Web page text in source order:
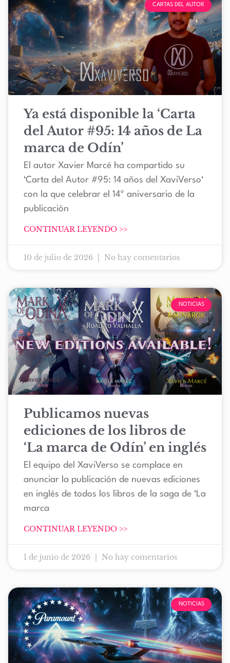
CARTAS DEL AUTOR
Ya está disponible la ‘Carta
del Autor #95: 14 años de La
marca de Odín’
El autor Xavier Marcé ha compartido su
‘Carta del Autor #95: 14 años del XaviVerso‘
con la que celebrar el 14º aniversario de la
publicación
CONTINUAR LEYENDO >>
10 de julio de 2026 No hay comentarios
NOTICIAS
Publicamos nuevas
ediciones de los libros de
‘La marca de Odín’ en inglés
El equipo del XaviVerso se complace en
anunciar la publicación de nuevas ediciones
en inglés de todos los libros de la saga de ‘La
marca
CONTINUAR LEYENDO >>
1 de junio de 2026 No hay comentarios
NOTICIAS